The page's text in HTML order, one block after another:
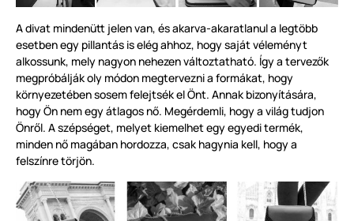
A divat mindenütt jelen van, és akarva-akaratlanul a legtöbb
esetben egy pillantás is elég ahhoz, hogy saját véleményt
alkossunk, mely nagyon nehezen változtatható. Így a tervezők
megpróbálják oly módon megtervezni a formákat, hogy
környezetében sosem felejtsék el Önt. Annak bizonyítására,
hogy Ön nem egy átlagos nő. Megérdemli, hogy a világ tudjon
Önről. A szépséget, melyet kiemelhet egy egyedi termék,
minden nő magában hordozza, csak hagynia kell, hogy a
felszínre törjön.